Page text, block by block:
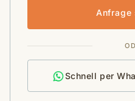
Anfrage
Schnell per